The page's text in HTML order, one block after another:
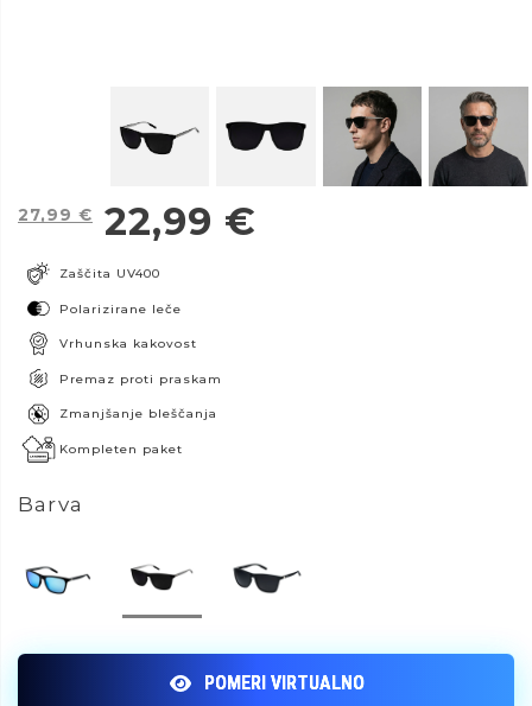
27,99 € 22,99 €
Zaščita UV400
Polarizirane leče
Vrhunska kakovost
Premaz proti praskam
Zmanjšanje bleščanja
Kompleten paket
Barva